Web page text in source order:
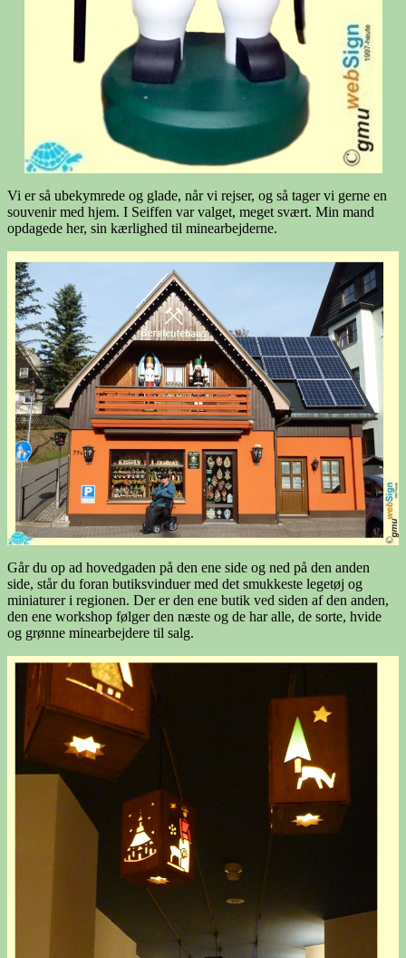
Vi er så ubekymrede og glade, når vi rejser, og så tager vi gerne en
souvenir med hjem. I Seiffen var valget, meget svært. Min mand
opdagede her, sin kærlighed til minearbejderne.
Går du op ad hovedgaden på den ene side og ned på den anden
side, står du foran butiksvinduer med det smukkeste legetøj og
miniaturer i regionen. Der er den ene butik ved siden af ​​den anden,
den ene workshop følger den næste og de har alle, de sorte, hvide
og grønne minearbejdere til salg.